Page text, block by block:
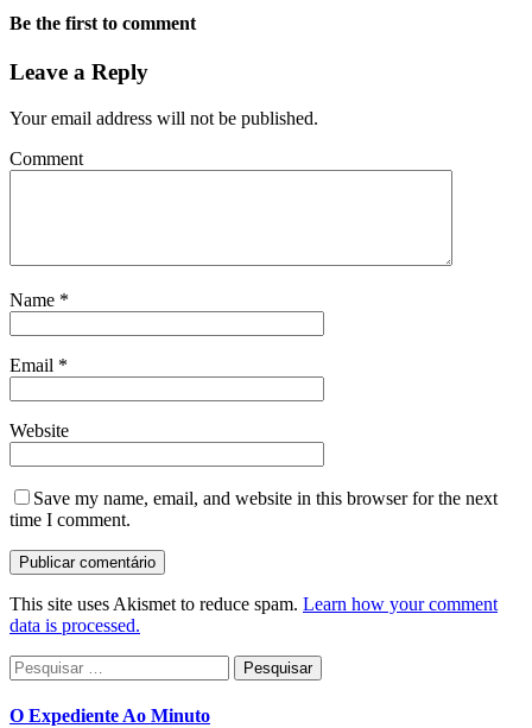
Be the first to comment
Leave a Reply
Your email address will not be published.
Comment
Name *
Email *
Website
Save my name, email, and website in this browser for the next
time I comment.
This site uses Akismet to reduce spam. Learn how your comment
data is processed.
Pesquisar
por:
O Expediente Ao Minuto